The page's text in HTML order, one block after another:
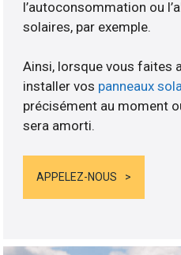
l’autoconsommation ou
solaires, par exemple.
Ainsi, lorsque vous faites
installer vos panneaux
précisément au moment
sera amorti.
APPELEZ-NOUS